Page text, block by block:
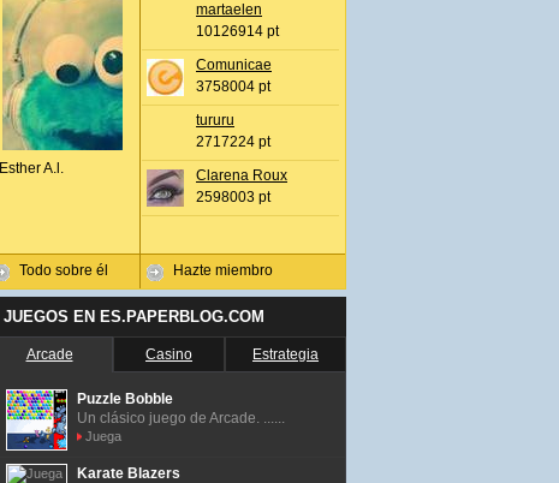
Esther A.l.
Todo sobre él
martaelen
10126914 pt
Comunicae
3758004 pt
tururu
2717224 pt
Clarena Roux
2598003 pt
Hazte miembro
JUEGOS EN ES.PAPERBLOG.COM
Arcade Casino Estrategia
Puzzle Bobble
Un clásico juego de Arcade. ......
Juega
Karate Blazers